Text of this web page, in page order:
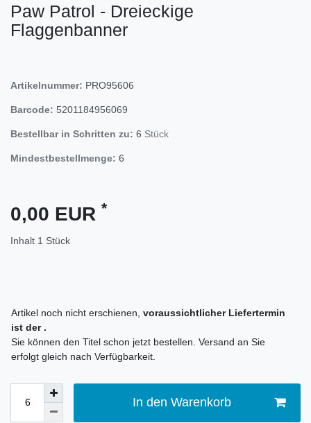
Paw Patrol - Dreieckige
Flaggenbanner
Artikelnummer: PRO95606
Barcode: 5201184956069
Bestellbar in Schritten zu: 6 Stück
Mindestbestellmenge: 6
0,00 EUR *
Inhalt 1 Stück
Artikel noch nicht erschienen, voraussichtlicher Liefertermin
ist der .
Sie können den Titel schon jetzt bestellen. Versand an Sie
erfolgt gleich nach Verfügbarkeit.
In den Warenkorb